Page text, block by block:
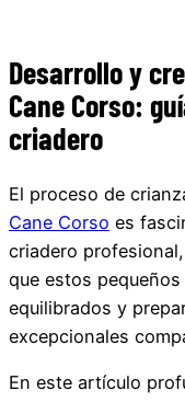
Desarrollo y
Cane Corso:
criadero
El proceso de
Cane Corso es
criadero
que estos
equilibrados y
excepcionales
En este artículo